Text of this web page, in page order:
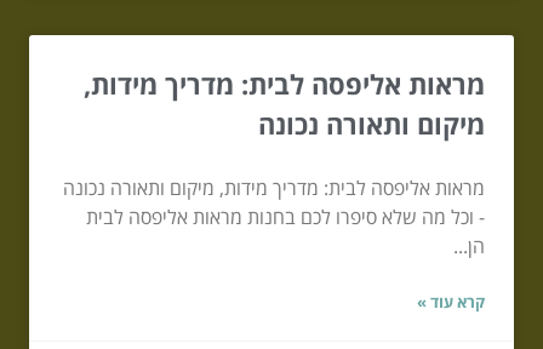
מראות אליפסה לבית: מדריך מידות,
מיקום ותאורה נכונה
מראות אליפסה לבית: מדריך מידות, מיקום ותאורה נכונה
- וכל מה שלא סיפרו לכם בחנות מראות אליפסה לבית
הן...
קרא עוד »